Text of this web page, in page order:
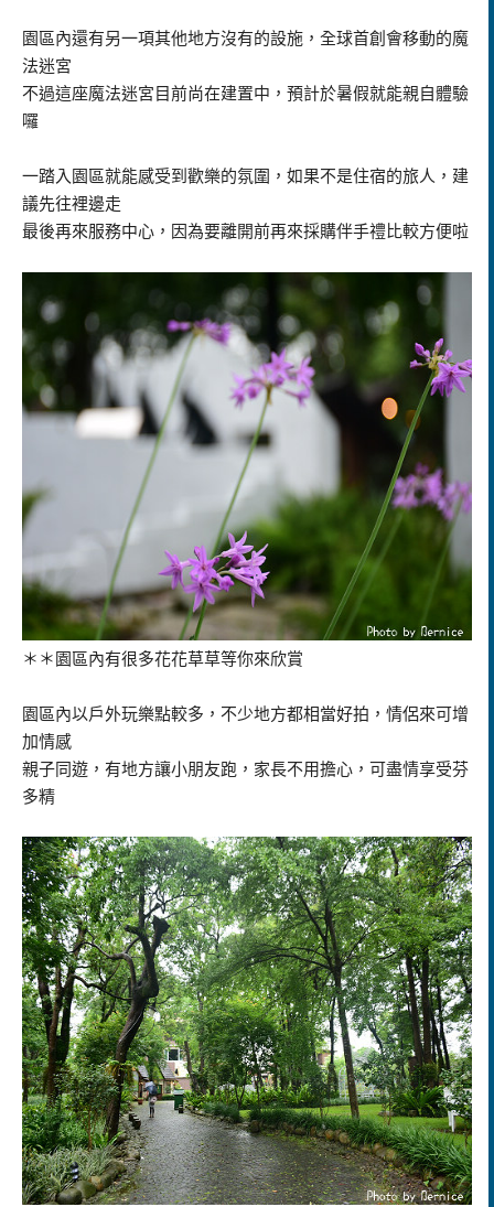
園區內還有另一項其他地方沒有的設施，全球首創會移動的魔
法迷宮
不過這座魔法迷宮目前尚在建置中，預計於暑假就能親自體驗
囉
一踏入園區就能感受到歡樂的氛圍，如果不是住宿的旅人，建
議先往裡邊走
最後再來服務中心，因為要離開前再來採購伴手禮比較方便啦
＊＊園區內有很多花花草草等你來欣賞
園區內以戶外玩樂點較多，不少地方都相當好拍，情侶來可增
加情感
親子同遊，有地方讓小朋友跑，家長不用擔心，可盡情享受芬
多精